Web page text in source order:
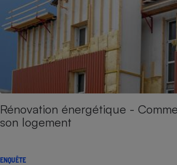
Rénovation énergétique -
son logement
ENQUÊTE